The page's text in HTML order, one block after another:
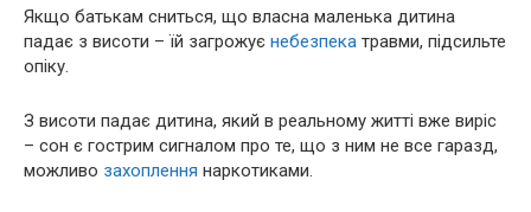
Якщо батькам сниться, що власна маленька дитина
падає з висоти – їй загрожує небезпека травми, підсильте
опіку.
З висоти падає дитина, який в реальному житті вже виріс
– сон є гострим сигналом про те, що з ним не все гаразд,
можливо захоплення наркотиками.